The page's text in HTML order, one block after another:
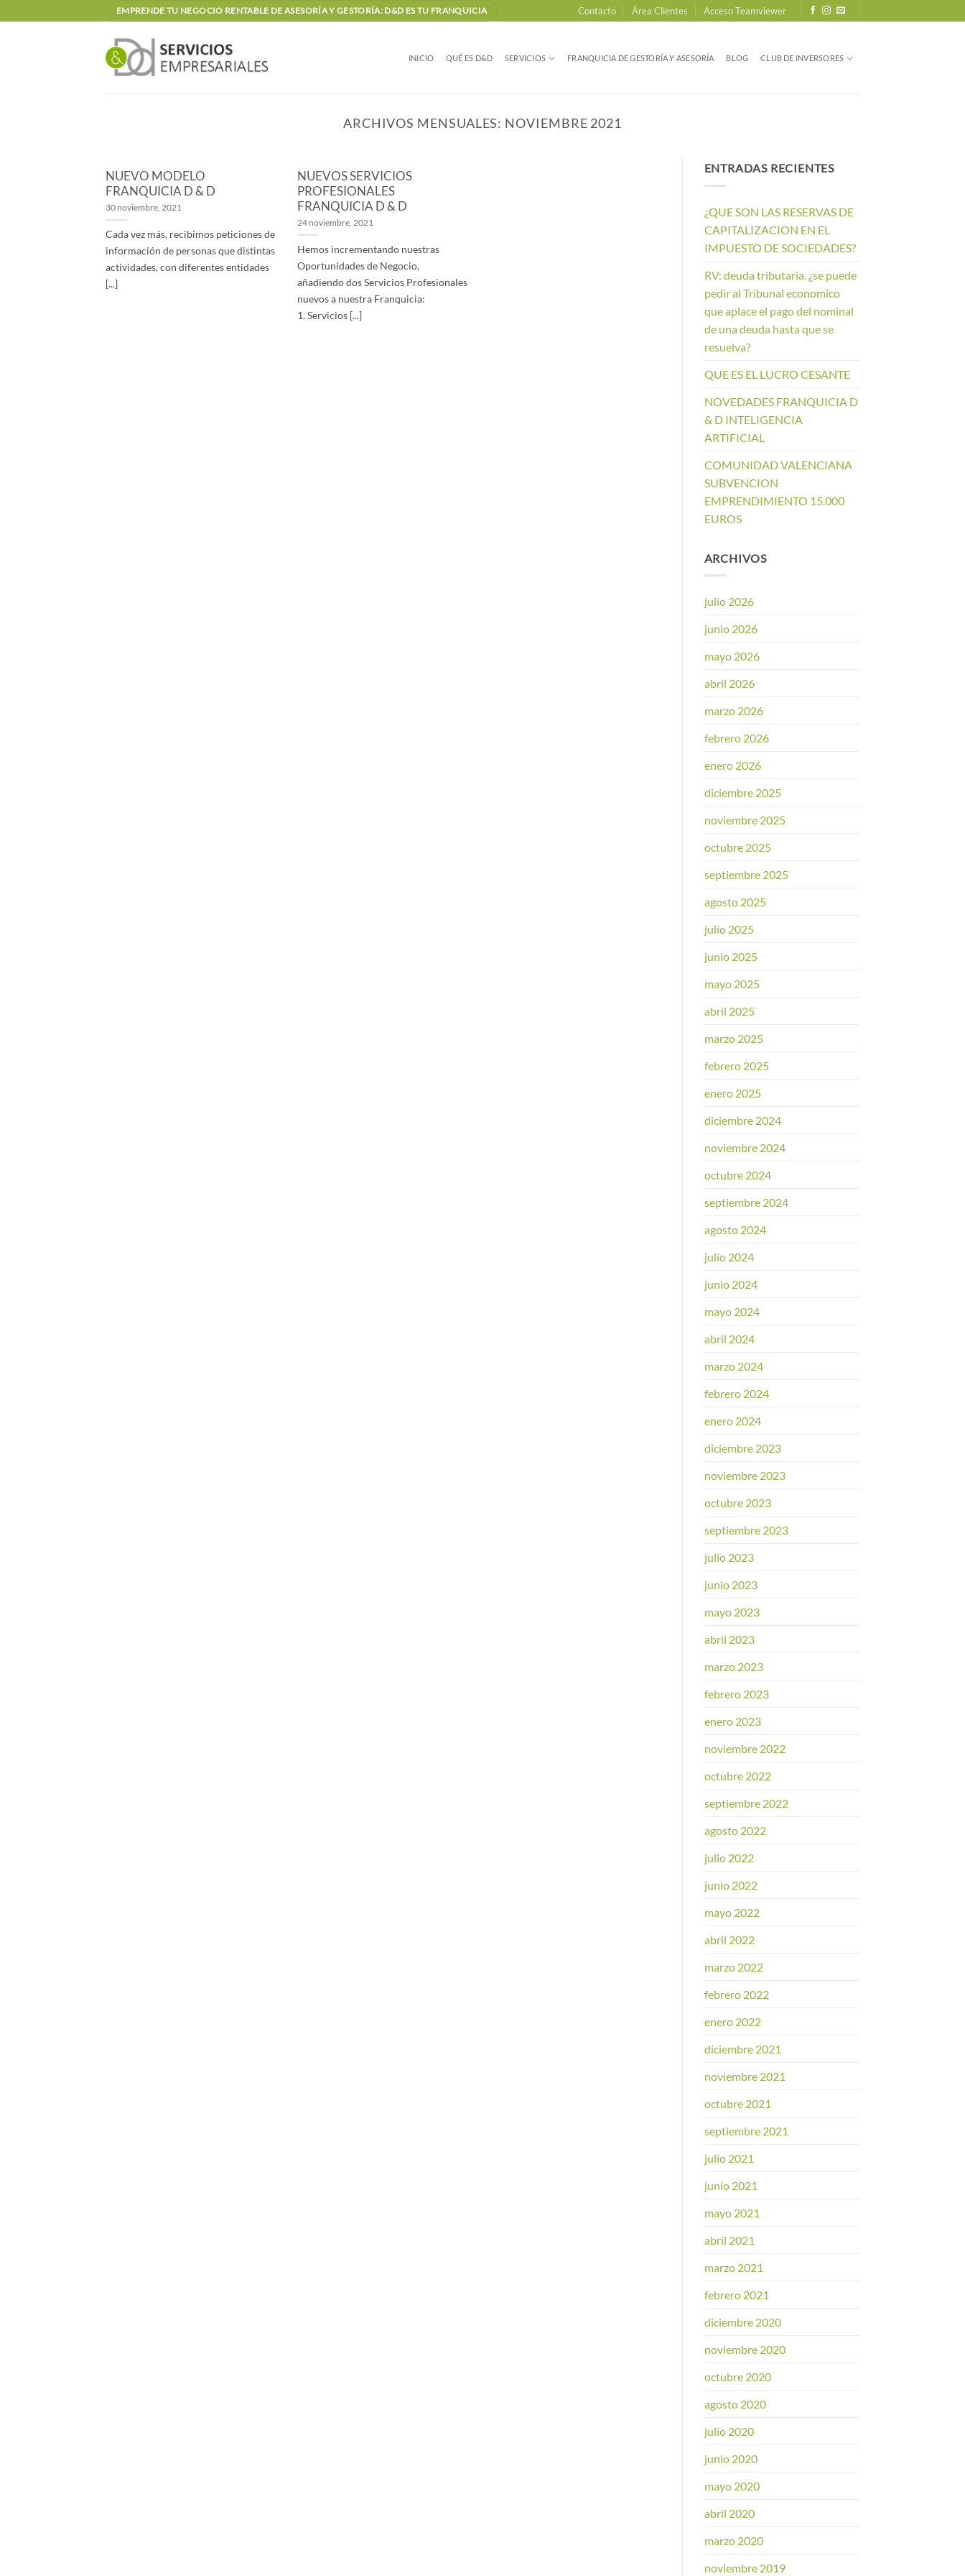
al
EMPRENDE TU NEGOCIO RENTABLE DE ASESORÍA Y GESTORÍA: D&D ES TU FRANQUICIA Contacto Área Clientes Acceso Teamviewer
INICIO QUÉ ES D&D SERVICIOS FRANQUICIA DE GESTORÍA Y ASESORÍA BLOG CLUB DE INVERSORES
ARCHIVOS MENSUALES: NOVIEMBRE 2021
NUEVO MODELO
FRANQUICIA D & D
30 noviembre, 2021
Cada vez más, recibimos peticiones de
información de personas que distintas
actividades, con diferentes entidades
[...]
NUEVOS SERVICIOS
PROFESIONALES
FRANQUICIA D & D
24 noviembre, 2021
Hemos incrementando nuestras
Oportunidades de Negocio,
añadiendo dos Servicios Profesionales
nuevos a nuestra Franquicia:
1. Servicios [...]
ENTRADAS RECIENTES
¿QUE SON LAS RESERVAS DE
CAPITALIZACION EN EL
IMPUESTO DE SOCIEDADES?
RV: deuda tributaria. ¿se puede
pedir al Tribunal economico
que aplace el pago del nominal
de una deuda hasta que se
resuelva?
QUE ES EL LUCRO CESANTE
NOVEDADES FRANQUICIA D
& D INTELIGENCIA
ARTIFICIAL
COMUNIDAD VALENCIANA
SUBVENCION
EMPRENDIMIENTO 15.000
EUROS
ARCHIVOS
julio 2026
junio 2026
mayo 2026
abril 2026
marzo 2026
febrero 2026
enero 2026
diciembre 2025
noviembre 2025
octubre 2025
septiembre 2025
agosto 2025
julio 2025
junio 2025
mayo 2025
abril 2025
marzo 2025
febrero 2025
enero 2025
diciembre 2024
noviembre 2024
octubre 2024
septiembre 2024
agosto 2024
julio 2024
junio 2024
mayo 2024
abril 2024
marzo 2024
febrero 2024
enero 2024
diciembre 2023
noviembre 2023
octubre 2023
septiembre 2023
julio 2023
junio 2023
mayo 2023
abril 2023
marzo 2023
febrero 2023
enero 2023
noviembre 2022
octubre 2022
septiembre 2022
agosto 2022
julio 2022
junio 2022
mayo 2022
abril 2022
marzo 2022
febrero 2022
enero 2022
diciembre 2021
noviembre 2021
octubre 2021
septiembre 2021
julio 2021
junio 2021
mayo 2021
abril 2021
marzo 2021
febrero 2021
diciembre 2020
noviembre 2020
octubre 2020
agosto 2020
julio 2020
junio 2020
mayo 2020
abril 2020
marzo 2020
noviembre 2019